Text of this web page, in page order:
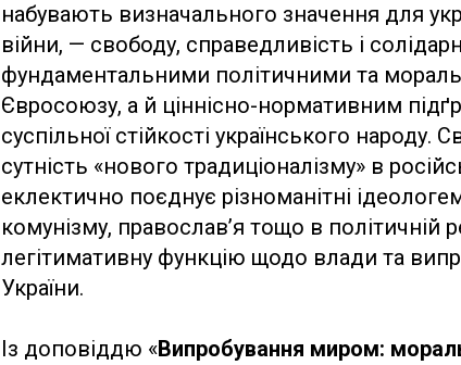
набувають визначального значення для
війни, — свободу, справедливість і
фундаментальними політичними та
Євросоюзу, а й ціннісно-нормативним
суспільної стійкості українського
сутність «нового традиціоналізму» в
еклектично поєднує різноманітні
комунізму, православ’я тощо в політичній
легітимативну функцію щодо влади та
України.
Із доповіддю «Випробування миром: